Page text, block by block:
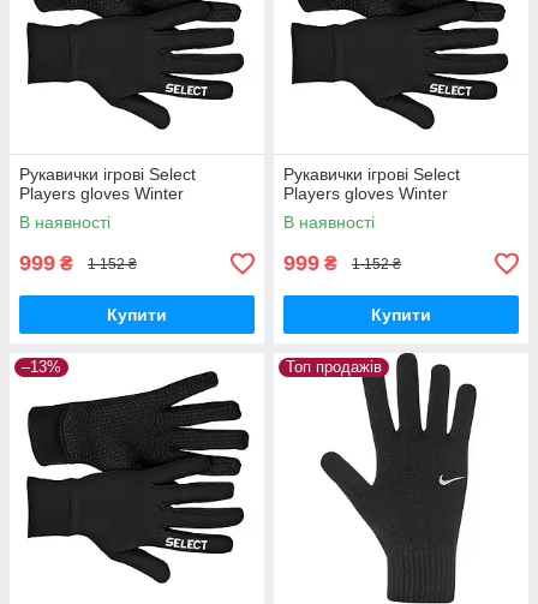
Рукавички ігрові Select
Players gloves Winter
В наявності
999 ₴ 1 152 ₴
Купити
Рукавички ігрові Select
Players gloves Winter
В наявності
999 ₴ 1 152 ₴
Купити
–13% Топ продажів